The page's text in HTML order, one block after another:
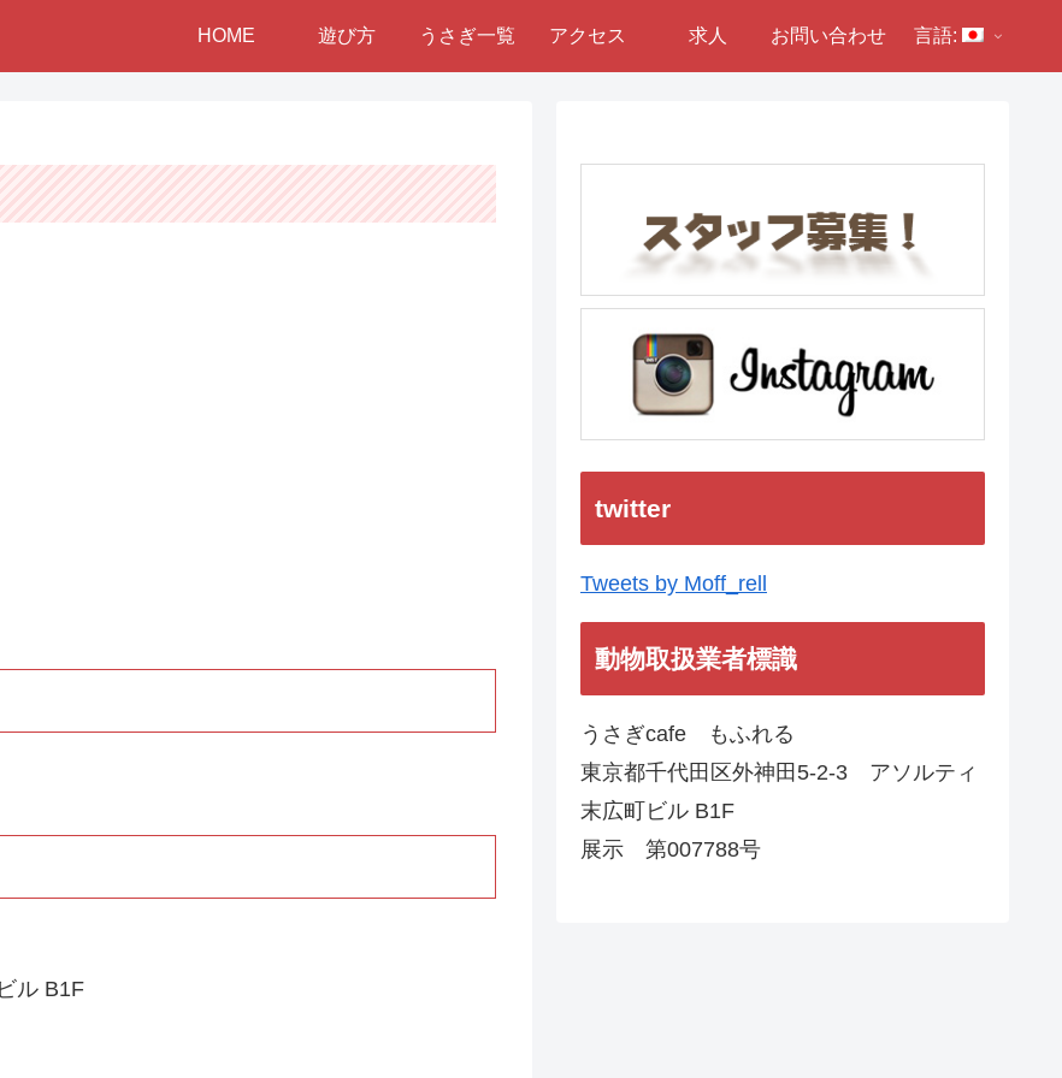
HOME 遊び方 うさぎ一覧 アクセス 求人 お問い合わせ 言語:
ル B1F
twitter
Tweets by Moff_rell
動物取扱業者標識
うさぎcafe もふれる
東京都千代田区外神田5-2-3 アソルティ
末広町ビル B1F
展示 第007788号